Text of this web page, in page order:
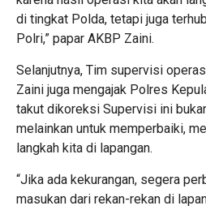
di tingkat Polda, tetapi juga
Polri,” papar AKBP Zaini.
Selanjutnya, Tim supervisi
Zaini juga mengajak Polres
takut dikoreksi Supervisi ini
melainkan untuk memperbaiki,
langkah kita di lapangan.
“Jika ada kekurangan, segera
masukan dari rekan-rekan di